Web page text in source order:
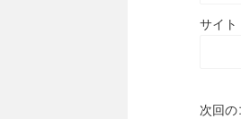
サイト
次回